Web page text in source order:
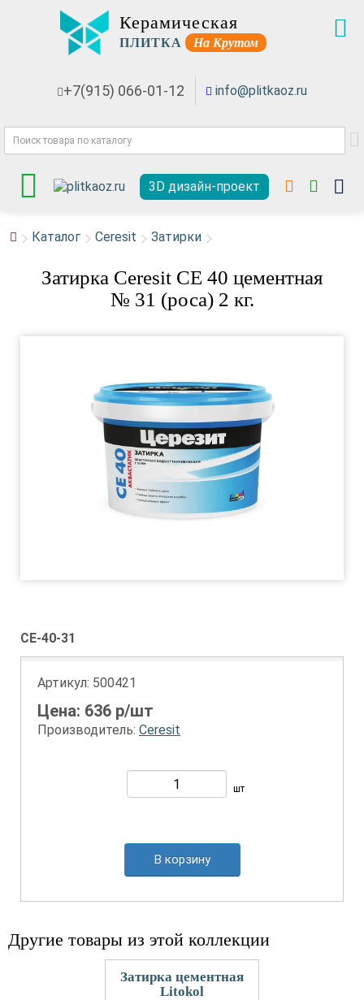
Керамическая
ПЛИТКА На Крутом
+7(915) 066-01-12 info@plitkaoz.ru
3D дизайн-проект
Каталог Ceresit Затирки
Затирка Ceresit СЕ 40 цементная
№ 31 (роса) 2 кг.
CE-40-31
Артикул: 500421
Цена: 636 р/шт
Производитель: Ceresit
шт
В корзину
Другие товары из этой коллекции
Затирка цементная
Litokol